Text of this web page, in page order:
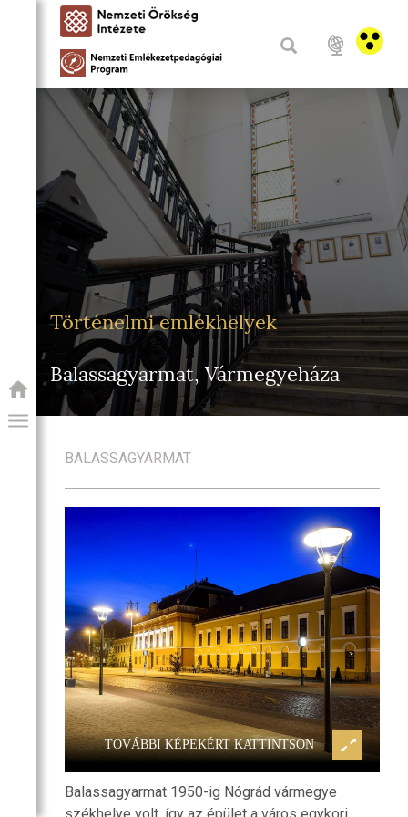
PROGRAM
Történelmi emlékhelyek
Balassagyarmat, Vármegyeháza
BALASSAGYARMAT
TOVÁBBI KÉPEKÉRT KATTINTSON
Balassagyarmat,
Balassagyarmat 1950-ig Nógrád vármegye